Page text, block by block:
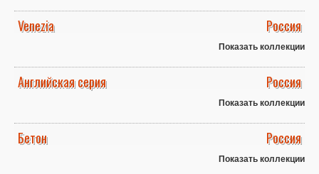
Venezia Россия
Показать коллекции
Английская серия Россия
Показать коллекции
Бетон Россия
Показать коллекции